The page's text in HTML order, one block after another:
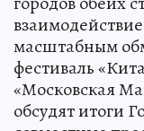
масштабным
фестиваль
«Московская
обсудят итоги